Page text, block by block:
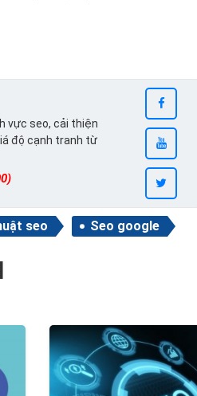
vực seo, cải thiện
độ cạnh tranh từ
seo Seo google